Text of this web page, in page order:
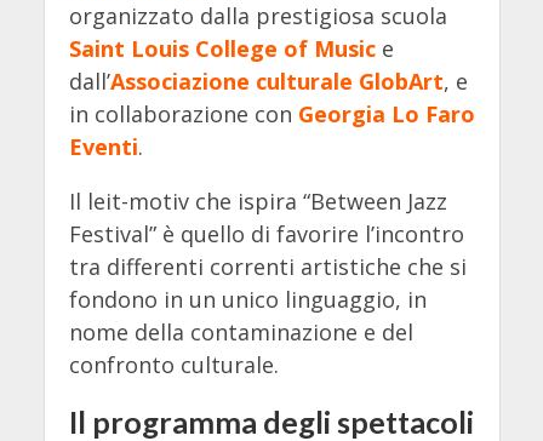
organizzato dalla prestigiosa scuola
Saint Louis College of Musice
dall’Associazione culturale GlobArt, e
in collaborazione con Georgia Lo Faro
Eventi.
Il leit-motiv che ispira “Between Jazz
Festival” è quello di favorire l’incontro
tra differenti correnti artistiche che si
fondono in un unico linguaggio, in
nome della contaminazione e del
confronto culturale.
Il programma degli spettacoli